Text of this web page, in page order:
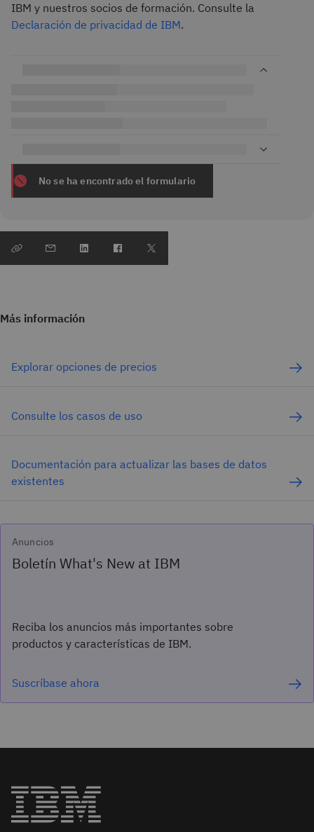
IBM y nuestros socios de formación. Consulte la
Declaración de privacidad de IBM.
No se ha encontrado el formulario
Más información
Explorar opciones de precios
Consulte los casos de uso
Documentación para actualizar las bases de datos
existentes
Anuncios
Boletín What's New at IBM
Reciba los anuncios más importantes sobre
productos y características de IBM.
Suscríbase ahora